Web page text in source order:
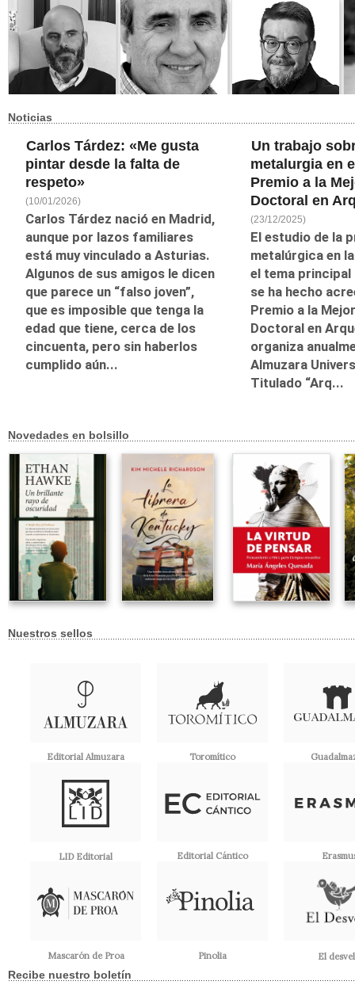
ALEJANDRO G.
ROEMMERS (Buenos
Aires, 1958) es escritor,
empresario y fi lántropo.
Preside la Fundación
Argentina para la
Poesía, es presidente
Honorar...
Tony Jiménez (Málaga,
1984) es escritor,
fundamentalmente de
terror, hasta el punto de
ser conocido como el
Stephen King español.
Ha publicado numeros...
Manuel Iribarren (1902-
1973) pertenece a la
llamada «Generación
del 36», integrada por
aquellos escritores a
quienes sorprendió la
guerra cuando su ca...
en
en
José Carlos Ruiz
Filosofía contemporánea
con una tesis sobre el
hiperindividualismo, es
licenciado en Filosofía
por la Universidad de
Sevilla y...
Andrada (Villanueva del
Duque, 1957) comenzó a
escribir muy joven y
en su tarjeta de visita
como «escritor
humano». Es novelista,
ensayista y poeta;
doctor en Economía y
ha
Noticias
Carlos Tárdez: «Me gusta
pintar desde la falta de
respeto»
(10/01/2026)
Carlos Tárdez nació en Madrid,
aunque por lazos familiares
está muy vinculado a Asturias.
Algunos de sus amigos le dicen
que parece un “falso joven”,
que es imposible que tenga la
edad que tiene, cerca de los
cincuenta, pero sin haberlos
cumplido aún...
Un trabajo
metalurgia en
Premio a la
Doctoral en
(23/12/2025)
El estudio de la
metalúrgica en
el tema
se ha hecho
Premio a la
Doctoral en
organiza
Almuzara
Titulado “Arq...
Novedades en bolsillo
Nuestros sellos
Editorial Almuzara Toromítico
LID Editorial Editorial Cántico
Mascarón de Proa Pinolia El
Recibe nuestro boletín